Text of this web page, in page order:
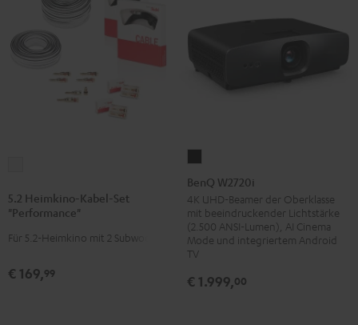
Kabel-
"Performance"
5.2 Heimkino-Kabel-Set
"Performance"
Für 5.2-Heimkino mit 2 Subwoofern
€ 169,99
W2720i
Schwarz
BenQ W2720i
4K UHD-Beamer der Oberklasse
mit beeindruckender Lichtstärke
(2.500 ANSI-Lumen), AI Cinema
Mode und integriertem Android
TV
€ 1.999,00